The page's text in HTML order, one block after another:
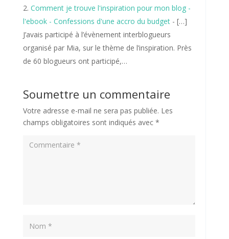
Comment je trouve l'inspiration pour mon blog -
l'ebook - Confessions d'une accro du budget- […]
J’avais participé à l’évènement interblogueurs
organisé par Mia, sur le thème de l’inspiration. Près
de 60 blogueurs ont participé,…
Soumettre un commentaire
Votre adresse e-mail ne sera pas publiée. Les
champs obligatoires sont indiqués avec *